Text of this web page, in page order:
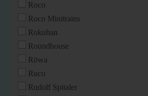
Roco
Roco Minitrains
Rokuhan
Roundhouse
Röwa
Ruco
Rudolf Spitaler